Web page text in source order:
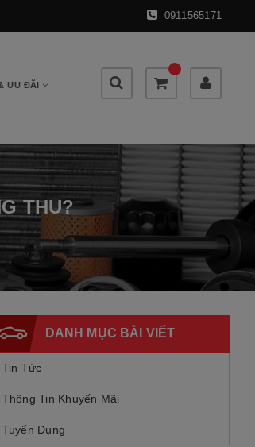
0911565171
ƯU ĐÃI
THU?
DANH MỤC BÀI VIẾT
Tin Tức
Thông Tin Khuyến Mãi
Tuyển Dụng